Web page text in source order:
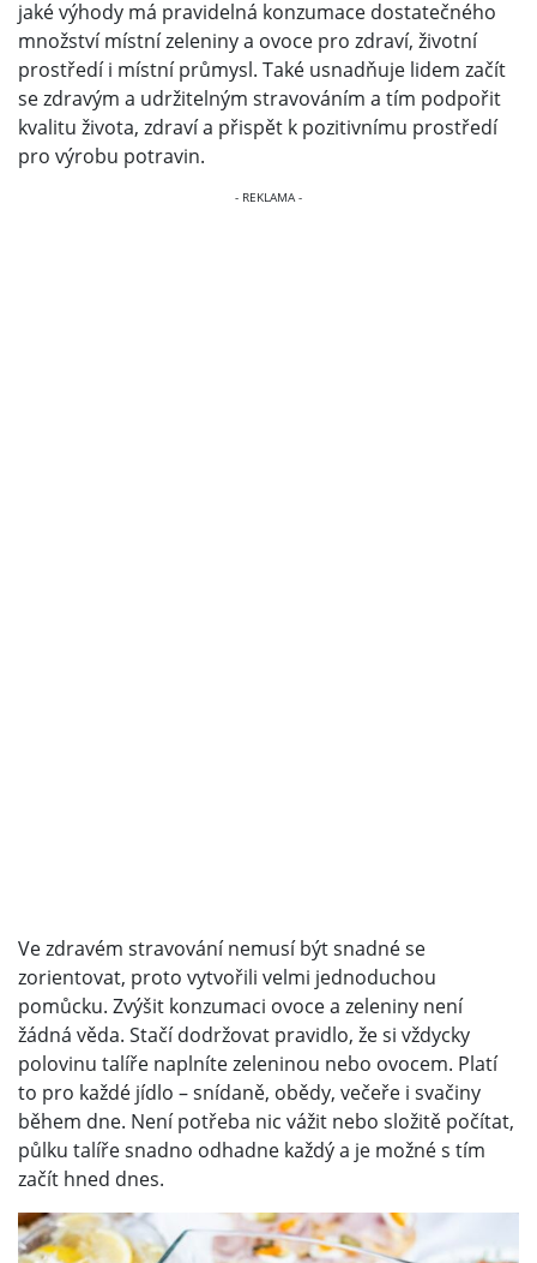
jaké výhody má pravidelná konzumace dostatečného
množství místní zeleniny a ovoce pro zdraví, životní
prostředí i místní průmysl. Také usnadňuje lidem začít
se zdravým a udržitelným stravováním a tím podpořit
kvalitu života, zdraví a přispět k pozitivnímu prostředí
pro výrobu potravin.
Ve zdravém stravování nemusí být snadné se
zorientovat, proto vytvořili velmi jednoduchou
pomůcku. Zvýšit konzumaci ovoce a zeleniny není
žádná věda. Stačí dodržovat pravidlo, že si vždycky
polovinu talíře naplníte zeleninou nebo ovocem. Platí
to pro každé jídlo – snídaně, obědy, večeře i svačiny
během dne. Není potřeba nic vážit nebo složitě počítat,
půlku talíře snadno odhadne každý a je možné s tím
začít hned dnes.